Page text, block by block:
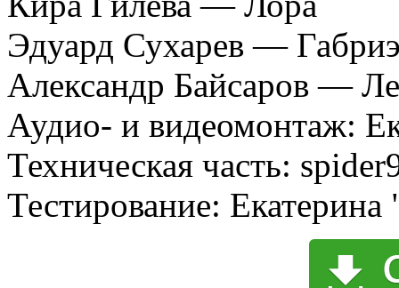
Эдуард Сухарев —
Александр Байсаров —
Аудио- и видеомонтаж:
Техническая часть:
Тестирование: